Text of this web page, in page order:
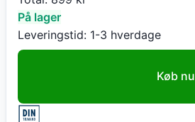
På lager
Leveringstid: 1-3 hverdage
Køb nu